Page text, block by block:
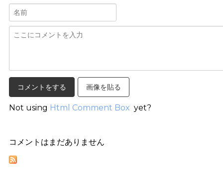
画像を貼る
Not using Html Comment Box yet?
コメントはまだありません